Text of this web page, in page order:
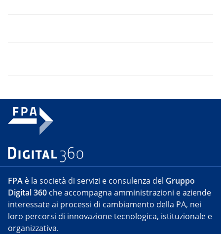
FPA è la società di servizi e consulenza del Gruppo
Digital 360 che accompagna amministrazioni e aziende
interessate ai processi di cambiamento della PA, nei
loro percorsi di innovazione tecnologica, istituzionale e
organizzativa.